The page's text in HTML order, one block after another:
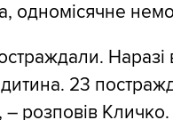
одномісячне
Наразі
дитина. 23
– розповів Кличко.